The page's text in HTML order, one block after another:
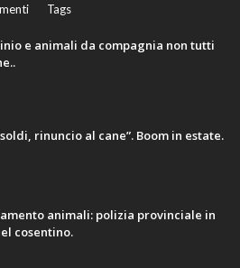
Tags
e animali da compagnia non tutti
rinuncio al cane”. Boom in estate.
animali: polizia provinciale in
cosentino.